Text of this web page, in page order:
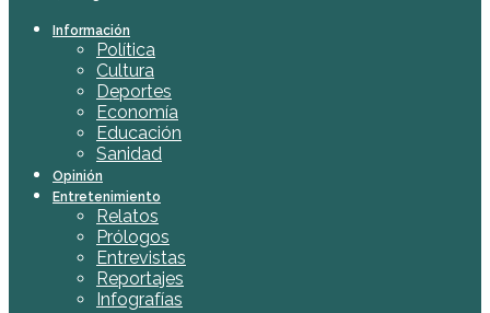
Información
Política
Cultura
Deportes
Economía
Educación
Sanidad
Opinión
Entretenimiento
Relatos
Prólogos
Entrevistas
Reportajes
Infografías